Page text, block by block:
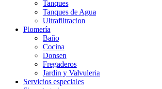
Tanques
Tanques de Agua
Ultrafiltracion
Plomería
Baño
Cocina
Donsen
Fregaderos
Jardin y Valvuleria
Servicios especiales